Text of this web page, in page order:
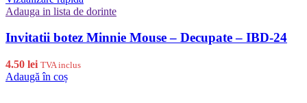
Adauga in lista de dorinte
Invitatii botez Minnie Mouse – Decupate – IBD-24
4.50 lei TVA inclus
Adaugă în coș